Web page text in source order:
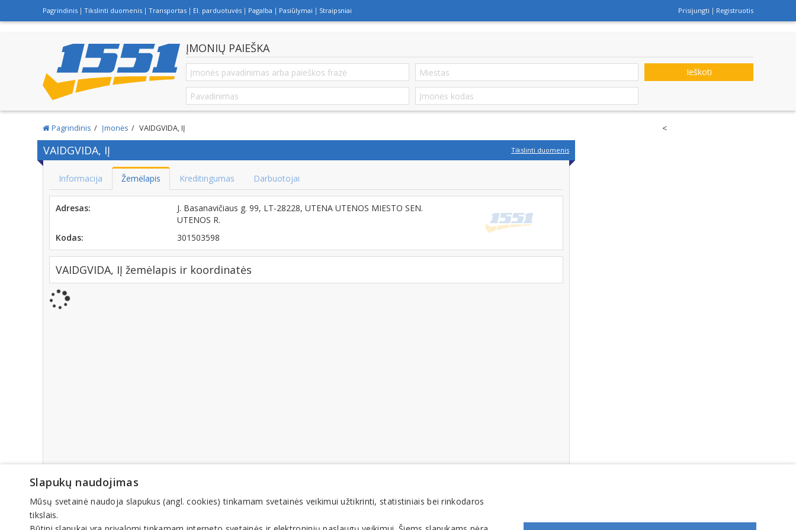
Pagrindinis Tikslinti duomenis Transportas El. parduotuvės Pagalba Pasiūlymai Straipsniai Prisijungti Registruotis
ĮMONIŲ PAIEŠKA
Ieškoti
Pagrindinis Įmonės VAIDGVIDA, IĮ
VAIDGVIDA, IĮ Tikslinti duomenis
Informacija Žemėlapis Kreditingumas Darbuotojai
Adresas:
J. Basanavičiaus g. 99, LT-28228, UTENA UTENOS MIESTO SEN.
UTENOS R.
Kodas:
301503598
VAIDGVIDA, IĮ žemėlapis ir koordinatės
<
Slapukų naudojimas
Mūsų svetainė naudoja slapukus (angl. cookies) tinkamam svetainės veikimui užtikrinti, statistiniais bei rinkodaros
tikslais.